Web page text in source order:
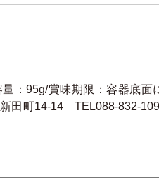
：95g/賞味期限：容器底面
田町14-14 TEL088-832-